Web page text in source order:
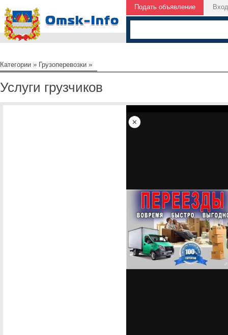
Подать объявление Вход
Категории » Грузоперевозки »
Услуги грузчиков